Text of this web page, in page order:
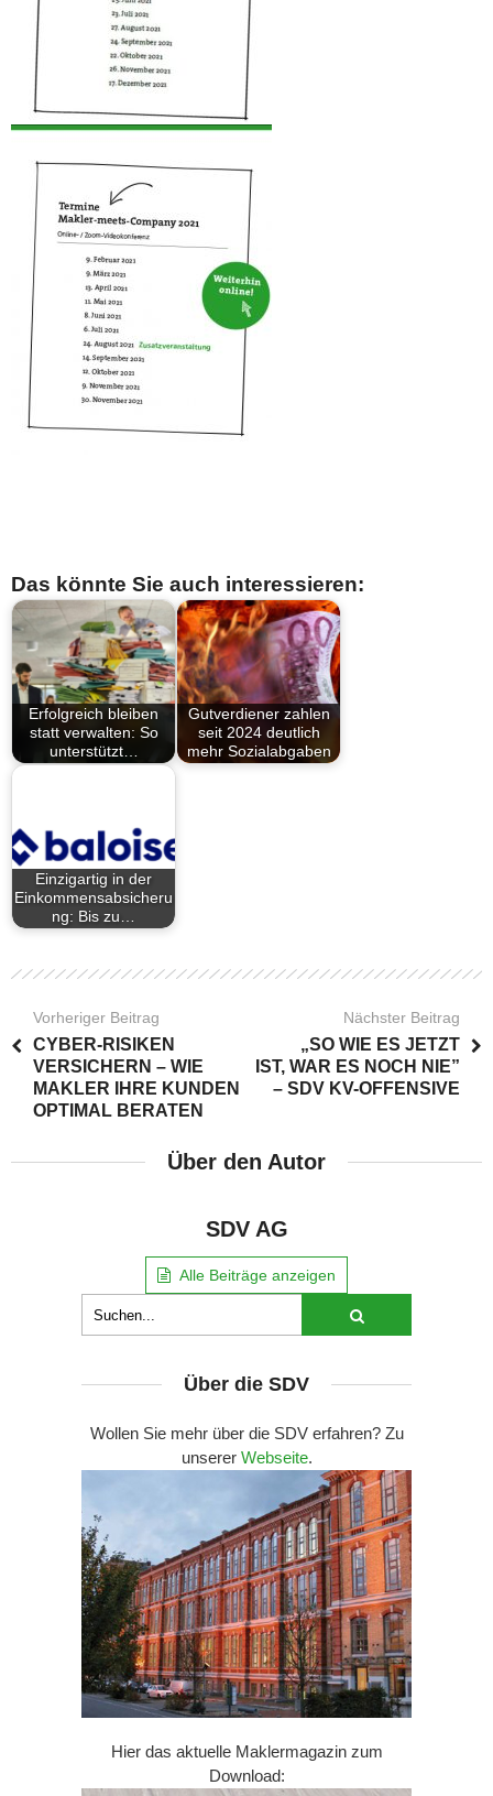
Das könnte Sie auch interessieren:
Erfolgreich bleiben
statt verwalten: So
unterstützt…
Gutverdiener zahlen
seit 2024 deutlich
mehr Sozialabgaben
Einzigartig in der
Einkommensabsicheru
ng: Bis zu…
Vorheriger Beitrag
CYBER-RISIKEN
VERSICHERN – WIE
MAKLER IHRE KUNDEN
OPTIMAL BERATEN
Nächster Beitrag
„SO WIE ES JETZT
IST, WAR ES NOCH NIE”
– SDV KV-OFFENSIVE
Über den Autor
SDV AG
Alle Beiträge anzeigen
Über die SDV
Wollen Sie mehr über die SDV erfahren? Zu
unserer Webseite.
Hier das aktuelle Maklermagazin zum
Download: